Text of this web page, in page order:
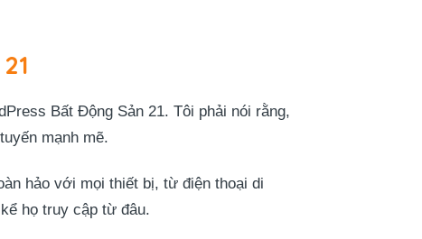
Bất Động Sản 21. Tôi phải nói rằng,
mạnh mẽ.
hảo với mọi thiết bị, từ điện thoại di
họ truy cập từ đâu.